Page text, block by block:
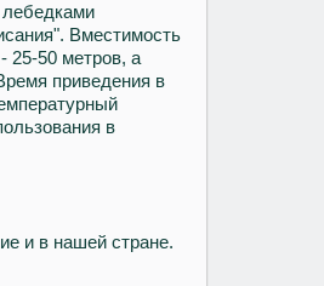
Вместимость
25-50 метров, а
приведения в
в
и в нашей стране.